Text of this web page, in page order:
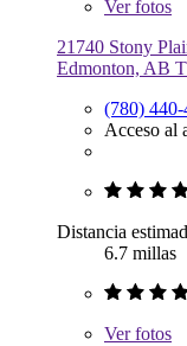
Verfotos
21740 Stony
Edmonton, AB
(780)
Acceso al
Distancia
6.7 millas
Verfotos